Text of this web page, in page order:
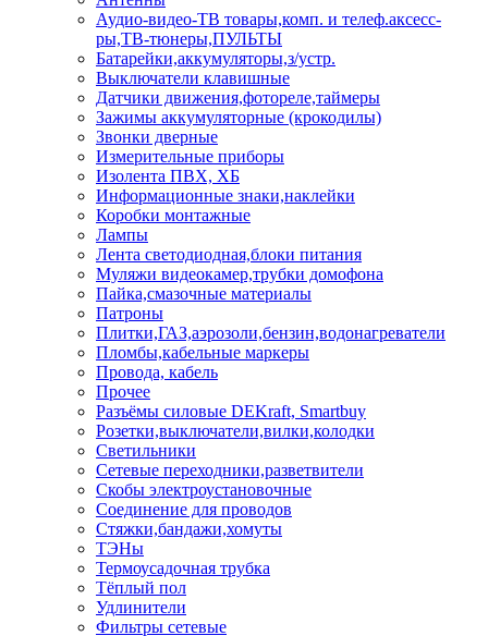
Аудио-видео-ТВ товары,комп. и телеф.аксесс-
ры,ТВ-тюнеры,ПУЛЬТЫ
Батарейки,аккумуляторы,з/устр.
Выключатели клавишные
Датчики движения,фотореле,таймеры
Зажимы аккумуляторные (крокодилы)
Звонки дверные
Измерительные приборы
Изолента ПВХ, ХБ
Информационные знаки,наклейки
Коробки монтажные
Лампы
Лента светодиодная,блоки питания
Муляжи видеокамер,трубки домофона
Пайка,смазочные материалы
Патроны
Плитки,ГАЗ,аэрозоли,бензин,водонагреватели
Пломбы,кабельные маркеры
Провода, кабель
Прочее
Разъёмы силовые DEKraft, Smartbuy
Розетки,выключатели,вилки,колодки
Светильники
Сетевые переходники,разветвители
Скобы электроустановочные
Соединение для проводов
Стяжки,бандажи,хомуты
ТЭНы
Термоусадочная трубка
Тёплый пол
Удлинители
Фильтры сетевые